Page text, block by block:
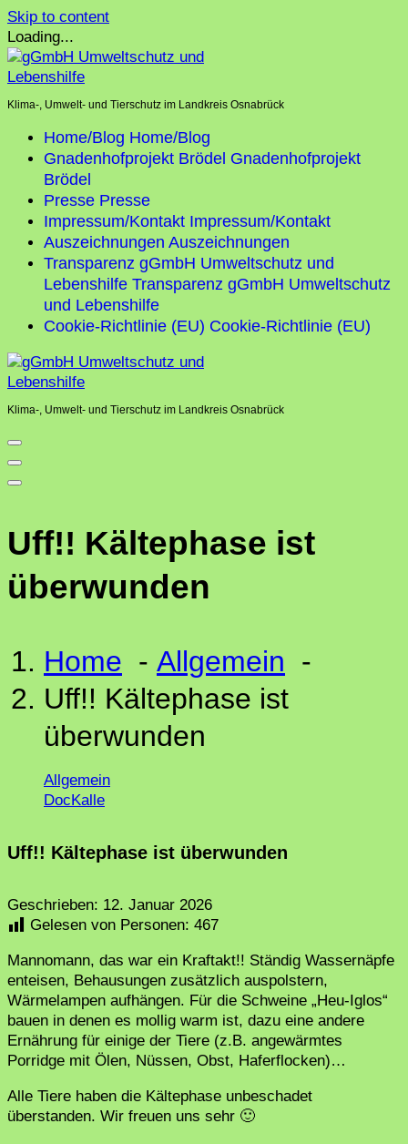
Skip to content
Loading...
Klima-, Umwelt- und Tierschutz im Landkreis Osnabrück
Home/Blog Home/Blog
Gnadenhofprojekt Brödel Gnadenhofprojekt
Brödel
Presse Presse
Impressum/Kontakt Impressum/Kontakt
Auszeichnungen Auszeichnungen
Transparenz gGmbH Umweltschutz und
Lebenshilfe Transparenz gGmbH Umweltschutz
und Lebenshilfe
Cookie-Richtlinie (EU) Cookie-Richtlinie (EU)
Klima-, Umwelt- und Tierschutz im Landkreis Osnabrück
Uff!! Kältephase ist
überwunden
Home - Allgemein -
Uff!! Kältephase ist
überwunden
Allgemein
DocKalle
Uff!! Kältephase ist überwunden
Geschrieben: 12. Januar 2026
Gelesen von Personen: 467
Mannomann, das war ein Kraftakt!! Ständig Wassernäpfe
enteisen, Behausungen zusätzlich auspolstern,
Wärmelampen aufhängen. Für die Schweine „Heu-Iglos“
bauen in denen es mollig warm ist, dazu eine andere
Ernährung für einige der Tiere (z.B. angewärmtes
Porridge mit Ölen, Nüssen, Obst, Haferflocken)…
Alle Tiere haben die Kältephase unbeschadet
überstanden. Wir freuen uns sehr 🙂